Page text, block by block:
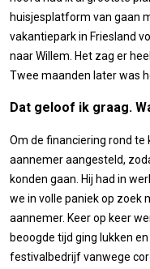
huisjesplatform van gaan
vakantiepark in Friesland
naar Willem. Het zag er
Twee maanden later was
Dat geloof ik graag.
Om de financiering rond te
aannemer aangesteld,
konden gaan. Hij had in
we in volle paniek op zoek
aannemer. Keer op keer
beoogde tijd ging lukken
festivalbedrijf vanwege